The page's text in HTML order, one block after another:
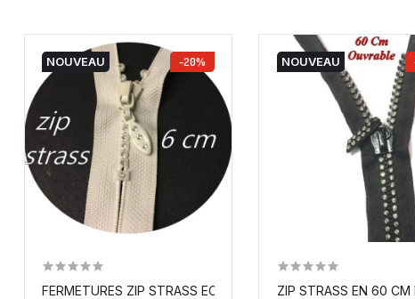
NOUVEAU -20%
FERMETURES ZIP STRASS ECRU EN 6 CM...
NOUVEAU
ZIP STRASS EN 60 CM